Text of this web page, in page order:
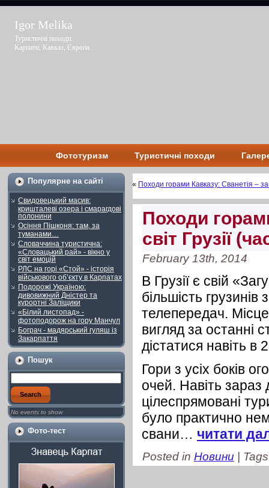
Igor Melika
Туристичні походи:
Карпати, Кавказ, Європа
Фототуризм Туристичні походи
Популярне на сайті
Свидовецький масив:
кришталеві озера і смарагдові
полонини
Осіння Пішконя: там, за
туманами…
Словаччина туристична:
«Словацький рай» - вікно у
світ емоцій
РЛС на горі «Стой» - історія
військового об’єкту в Карпатах
Подорожі Україною:
дивовижний Дністер та
курортні Заліщики
«Білий листопад» -
фотоподорож на гору Манчул
Бограч - мадярський гуляш із
Закарпаття
Пошук
No events to show
Фото-тест
« Походи горами Кавказу: Сванетія –
Походи
світ Грузії
February 13th, 2014
В Грузії є свій
більшість
телепередач.
вигляд за останні
дістатися навіть в
Гори з усіх боків
очей. Навіть
цілеспрямовані
було практично
свани… читати
Posted in Новини |